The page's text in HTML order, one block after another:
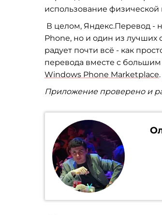
использование физической
В целом, Яндекс.Перевод -
Phone, но и один из
радует почти всё - как
перевода вместе с
Windows Phone Marketplace.
Приложение проверено и